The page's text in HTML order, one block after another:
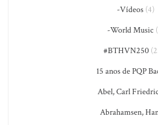
-Vídeos (4)
-World Music
#BTHVN250
15 anos de PQP
Abel, Carl
Abrahamsen,